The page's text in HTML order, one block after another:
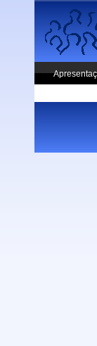
Skip to main content